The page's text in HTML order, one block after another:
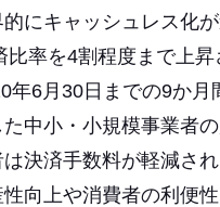
にキャッシュレス化が
率を4割程度まで上
6月30日までの9か月
中小・小規模事業者
決済手数料が軽減さ
向上や消費者の利便